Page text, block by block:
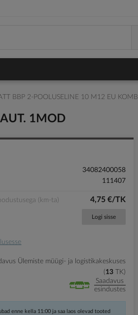
BBP 2-POOLUSELINE 10 M12 EU
1MOD
34082400058
111407
(km-ta) 4,75 €/TK
Logi sisse
Ülemiste müügi- ja logistikakeskuses
13
TK
Saadavus
esindustes
enne kella 11:00 ja saa laos olevad tooted